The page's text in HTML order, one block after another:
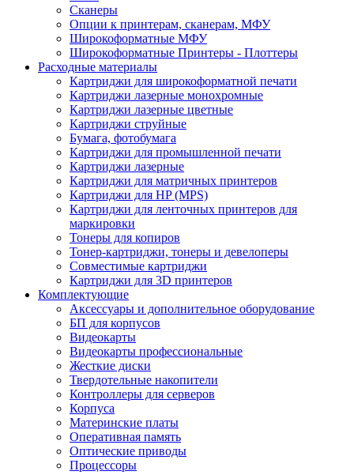
Сканеры
Опции к принтерам, сканерам, МФУ
Широкоформатные МФУ
Широкоформатные Принтеры - Плоттеры
Расходные материалы
Картриджи для широкоформатной печати
Картриджи лазерные монохромные
Картриджи лазерные цветные
Картриджи струйные
Бумага, фотобумага
Картриджи для промышленной печати
Картриджи лазерные
Картриджи для матричных принтеров
Картриджи для HP (MPS)
Картриджи для ленточных принтеров для
маркировки
Тонеры для копиров
Тонер-картриджи, тонеры и девелоперы
Совместимые картриджи
Картриджи для 3D принтеров
Комплектующие
Аксессуары и дополнительное оборудование
БП для корпусов
Видеокарты
Видеокарты профессиональные
Жесткие диски
Твердотельные накопители
Контроллеры для серверов
Корпуса
Материнские платы
Оперативная память
Оптические приводы
Процессоры